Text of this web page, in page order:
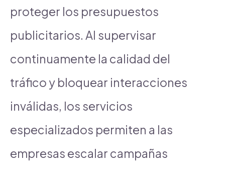
proteger los presupuestos
publicitarios. Al supervisar
continuamente la calidad del
tráfico y bloquear interacciones
inválidas, los servicios
especializados permiten a las
empresas escalar campañas